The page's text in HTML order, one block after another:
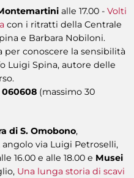
alle 17.00 - Volti
con i ritratti della Centrale
e Barbara Nobiloni.
per conoscere la sensibilità
Luigi Spina, autore delle
(massimo 30
di S. Omobono,
via Luigi Petroselli,
16.00 e alle 18.00 e Musei
Una lunga storia di scavi